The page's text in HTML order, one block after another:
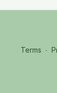
Terms ∙